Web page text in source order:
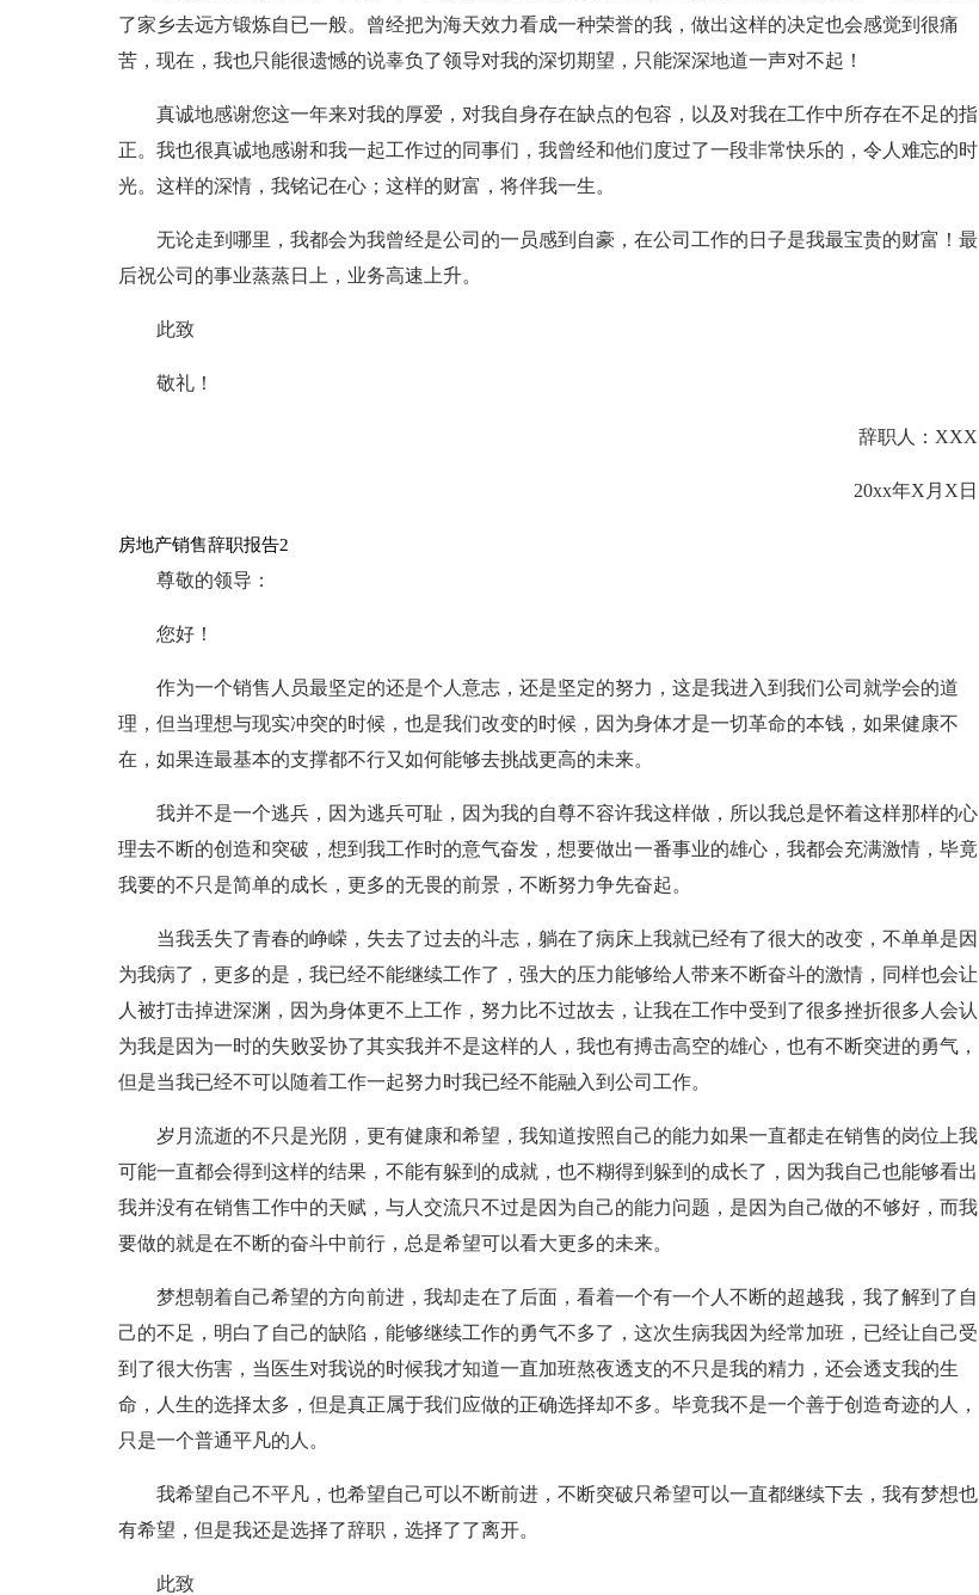
了家乡去远方锻炼自已一般。曾经把为海天效力看成一种荣誉的我，做出这样的决定也会感觉到很痛
苦，现在，我也只能很遗憾的说辜负了领导对我的深切期望，只能深深地道一声对不起！
真诚地感谢您这一年来对我的厚爱，对我自身存在缺点的包容，以及对我在工作中所存在不足的指
正。我也很真诚地感谢和我一起工作过的同事们，我曾经和他们度过了一段非常快乐的，令人难忘的时
光。这样的深情，我铭记在心；这样的财富，将伴我一生。
无论走到哪里，我都会为我曾经是公司的一员感到自豪，在公司工作的日子是我最宝贵的财富！最
后祝公司的事业蒸蒸日上，业务高速上升。
此致
敬礼！
辞职人：XXX
20xx年X月X日
房地产销售辞职报告2
尊敬的领导：
您好！
作为一个销售人员最坚定的还是个人意志，还是坚定的努力，这是我进入到我们公司就学会的道
理，但当理想与现实冲突的时候，也是我们改变的时候，因为身体才是一切革命的本钱，如果健康不
在，如果连最基本的支撑都不行又如何能够去挑战更高的未来。
我并不是一个逃兵，因为逃兵可耻，因为我的自尊不容许我这样做，所以我总是怀着这样那样的心
理去不断的创造和突破，想到我工作时的意气奋发，想要做出一番事业的雄心，我都会充满激情，毕竟
我要的不只是简单的成长，更多的无畏的前景，不断努力争先奋起。
当我丢失了青春的峥嵘，失去了过去的斗志，躺在了病床上我就已经有了很大的改变，不单单是因
为我病了，更多的是，我已经不能继续工作了，强大的压力能够给人带来不断奋斗的激情，同样也会让
人被打击掉进深渊，因为身体更不上工作，努力比不过故去，让我在工作中受到了很多挫折很多人会认
为我是因为一时的失败妥协了其实我并不是这样的人，我也有搏击高空的雄心，也有不断突进的勇气，
但是当我已经不可以随着工作一起努力时我已经不能融入到公司工作。
岁月流逝的不只是光阴，更有健康和希望，我知道按照自己的能力如果一直都走在销售的岗位上我
可能一直都会得到这样的结果，不能有躲到的成就，也不糊得到躲到的成长了，因为我自己也能够看出
我并没有在销售工作中的天赋，与人交流只不过是因为自己的能力问题，是因为自己做的不够好，而我
要做的就是在不断的奋斗中前行，总是希望可以看大更多的未来。
梦想朝着自己希望的方向前进，我却走在了后面，看着一个有一个人不断的超越我，我了解到了自
己的不足，明白了自己的缺陷，能够继续工作的勇气不多了，这次生病我因为经常加班，已经让自己受
到了很大伤害，当医生对我说的时候我才知道一直加班熬夜透支的不只是我的精力，还会透支我的生
命，人生的选择太多，但是真正属于我们应做的正确选择却不多。毕竟我不是一个善于创造奇迹的人，
只是一个普通平凡的人。
我希望自己不平凡，也希望自己可以不断前进，不断突破只希望可以一直都继续下去，我有梦想也
有希望，但是我还是选择了辞职，选择了了离开。
此致